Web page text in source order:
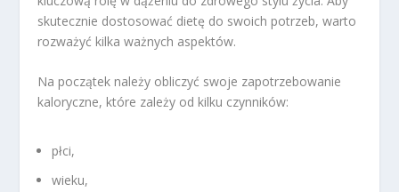
skutecznie dostosować dietę do swoich potrzeb, warto
rozważyć kilka ważnych aspektów.
Na początek należy obliczyć swoje zapotrzebowanie
kaloryczne, które zależy od kilku czynników:
płci,
wieku,